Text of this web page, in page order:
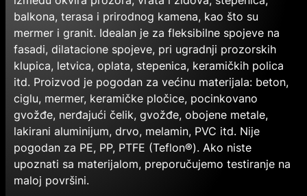
balkona, terasa i prirodnog kamena, kao što su
mermer i granit. Idealan je za fleksibilne spojeve na
fasadi, dilatacione spojeve, pri ugradnji prozorskih
klupica, letvica, oplata, stepenica, keramičkih polica
itd. Proizvod je pogodan za većinu materijala: beton,
ciglu, mermer, keramičke pločice, pocinkovano
gvožđe, nerđajući čelik, gvožđe, obojene metale,
lakirani aluminijum, drvo, melamin, PVC itd. Nije
pogodan za PE, PP, PTFE (Teflon®). Ako niste
upoznati sa materijalom, preporučujemo testiranje na
maloj površini.